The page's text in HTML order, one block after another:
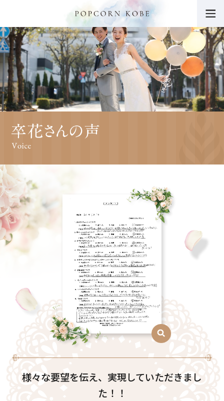
トップ
POPCORN KOBEの魅力
挙式・パーティー会場
ウエディングフェア
料金・プラン
挙式レポート・動画
施設紹介
料理・ケーキ
卒花さんの声
ニュース一覧
よくあるご質問
チャリティー活動につ
いて
サイトマップ
様々な要望を伝え、実現していただきまし
た！！